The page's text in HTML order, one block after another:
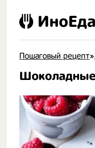
Пошаговый рецепт»
Шоколадные
ИноЕда